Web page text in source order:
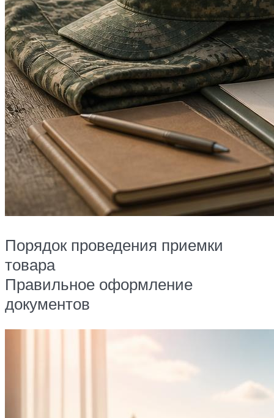
Порядок проведения приемки
товара
Правильное оформление
документов